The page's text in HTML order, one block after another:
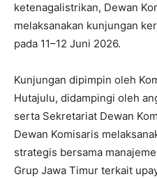
ketenagalistrikan, Dewan
melaksanakan kunjungan
pada 11–12 Juni 2026.
Kunjungan dipimpin oleh
Hutajulu, didampingi oleh
serta Sekretariat Dewan
Dewan Komisaris
strategis bersama
Grup Jawa Timur terkait